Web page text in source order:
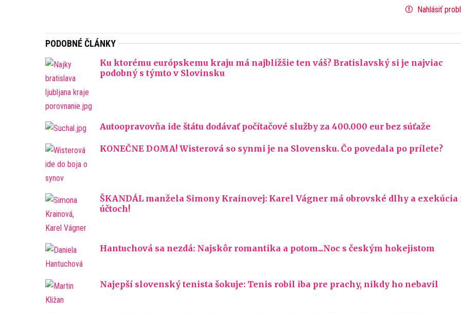
Nahlásiť
PODOBNÉ ČLÁNKY
Ku ktorému európskemu kraju má najbližšie ten váš? Bratislavský si je najviac
podobný s týmto v Slovinsku
Autoopravovňa ide štátu dodávať počítačové služby za 400.000 eur bez súťaže
KONEČNE DOMA! Wisterová so synmi je na Slovensku. Čo povedala po prílete?
ŠKANDÁL manžela Simony Krainovej: Karel Vágner má obrovské dlhy a exekúcia
účtoch!
Hantuchová sa nezdá: Najskôr romantika a potom...Noc s českým hokejistom
Najepší slovenský tenista šokuje: Tenis robil iba pre prachy, nikdy ho nebavil